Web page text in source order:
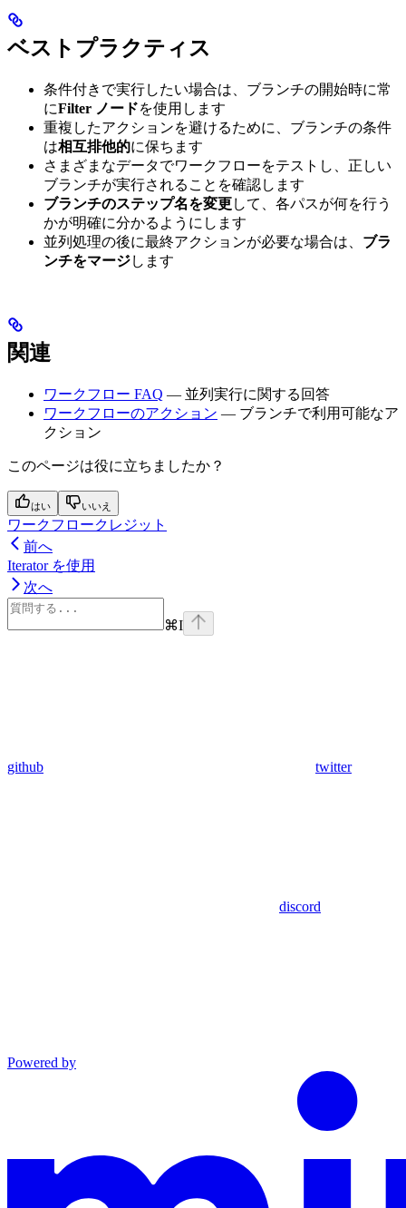
ベストプラクティス
条件付きで実行したい場合は、ブランチの開始時に常
にFilter ノードを使用します
重複したアクションを避けるために、ブランチの条件
は相互排他的に保ちます
さまざまなデータでワークフローをテストし、正しい
ブランチが実行されることを確認します
ブランチのステップ名を変更して、各パスが何を行う
かが明確に分かるようにします
並列処理の後に最終アクションが必要な場合は、 ブラ
ンチをマージします
関連
ワークフロー FAQ — 並列実行に関する回答
ワークフローのアクション — ブランチで利用可能なア
クション
このページは役に立ちましたか？
はい いいえ
ワークフロークレジット
前へ
Iterator を使用
次へ
⌘I
github twitter
discord
Powered by